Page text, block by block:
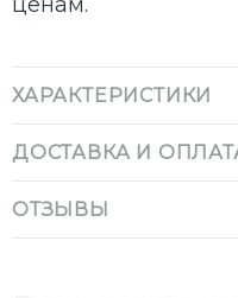
ХАРАКТЕРИСТИКИ
ДОСТАВКА И
ОТЗЫВЫ